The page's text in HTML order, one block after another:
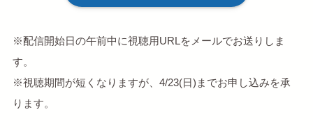
※配信開始日の午前中に視聴用URLをメールでお送りしま
す。
※視聴期間が短くなりますが、4/23(日)までお申し込みを承
ります。